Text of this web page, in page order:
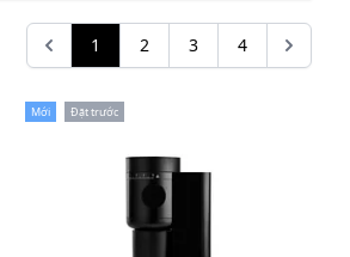
1 2 3 4
Mới Đặt trước